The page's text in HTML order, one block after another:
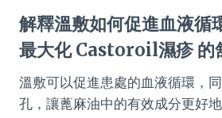
解釋溫敷如何促進血液循
最大化 Castoroil濕疹 的
溫敷可以促進患處的血液循環，
孔，讓蓖麻油中的有效成分更好地